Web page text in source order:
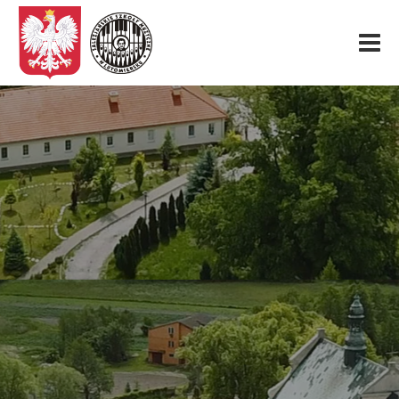
Start
O nas
Aktualności
Rekrutacja
Fundacja
Konkurs organowy